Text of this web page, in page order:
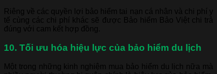
Riêng về các quyền lợi bảo hiểm tai nạn cá nhân và chi phí y
tế cùng các chi phí khác sẽ được Bảo hiểm Bảo Việt chi trả
đúng với cam kết hợp đồng.
10. Tối ưu hóa hiệu lực của bảo hiểm du lịch
Một trong những kinh nghiệm mua bảo hiểm du lịch nữa mà